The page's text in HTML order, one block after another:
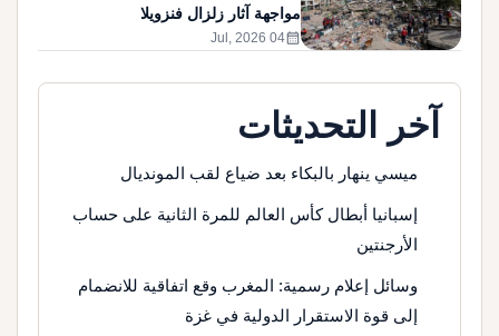
مواجهة آثار زلزال فنزويلا
calendar_month
04 Jul, 2026
آخر التحديثات
ميسي ينهار بالبكاء بعد ضياع لقب المونديال
إسبانيا أبطال كأس العالم للمرة الثانية على حساب
الأرجنتين
وسائل إعلام رسمية: المغرب وقع اتفاقية للانضمام
إلى قوة الاستقرار الدولية في غزة